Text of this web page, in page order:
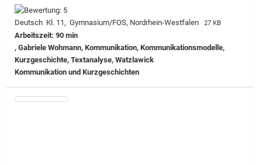
Deutsch Kl. 11, Gymnasium/FOS, Nordrhein-Westfalen 27 KB
Arbeitszeit: 90 min
, Gabriele Wohmann, Kommunikation, Kommunikationsmodelle,
Kurzgeschichte, Textanalyse, Watzlawick
Kommunikation und Kurzgeschichten